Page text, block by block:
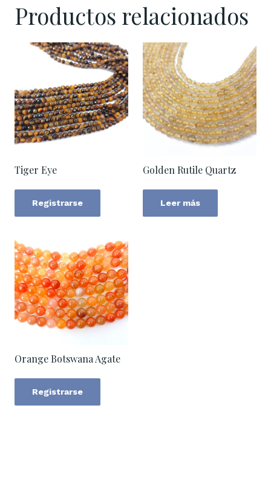
Productos relacionados
Tiger Eye
Registrarse
Golden Rutile Quartz
Leer más
Orange Botswana Agate
Registrarse